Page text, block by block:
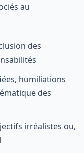
au
des
humiliations
des
irréalistes ou,